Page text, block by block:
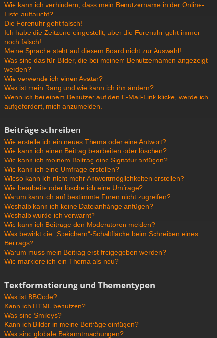
Wie kann ich verhindern, dass mein Benutzername in der Online-
Liste auftaucht?
Die Forenuhr geht falsch!
Ich habe die Zeitzone eingestellt, aber die Forenuhr geht immer
noch falsch!
Meine Sprache steht auf diesem Board nicht zur Auswahl!
Was sind das für Bilder, die bei meinem Benutzernamen angezeigt
werden?
Wie verwende ich einen Avatar?
Was ist mein Rang und wie kann ich ihn ändern?
Wenn ich bei einem Benutzer auf den E-Mail-Link klicke, werde ich
aufgefordert, mich anzumelden.
Beiträge schreiben
Wie erstelle ich ein neues Thema oder eine Antwort?
Wie kann ich einen Beitrag bearbeiten oder löschen?
Wie kann ich meinem Beitrag eine Signatur anfügen?
Wie kann ich eine Umfrage erstellen?
Wieso kann ich nicht mehr Antwortmöglichkeiten erstellen?
Wie bearbeite oder lösche ich eine Umfrage?
Warum kann ich auf bestimmte Foren nicht zugreifen?
Weshalb kann ich keine Dateianhänge anfügen?
Weshalb wurde ich verwarnt?
Wie kann ich Beiträge den Moderatoren melden?
Was bewirkt die „Speichern“-Schaltfläche beim Schreiben eines
Beitrags?
Warum muss mein Beitrag erst freigegeben werden?
Wie markiere ich ein Thema als neu?
Textformatierung und Thementypen
Was ist BBCode?
Kann ich HTML benutzen?
Was sind Smileys?
Kann ich Bilder in meine Beiträge einfügen?
Was sind globale Bekanntmachungen?